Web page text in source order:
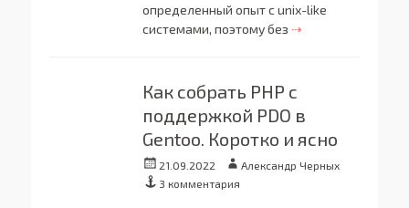
определенный опыт с unix-like
системами, поэтому без ⇢
Как собрать PHP с
поддержкой PDO в
Gentoo. Коротко и ясно
Опубликовано
21.09.2022 АвторАлександр Черных
3 комментария